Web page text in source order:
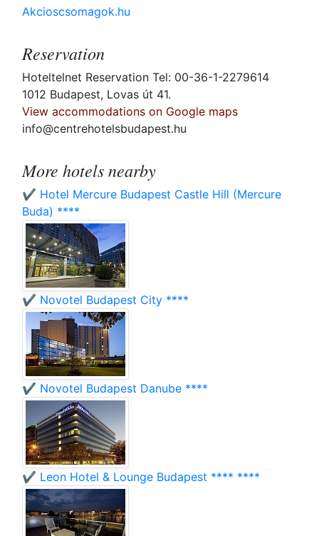
Akcioscsomagok.hu
Reservation
Hoteltelnet Reservation Tel: 00-36-1-2279614
1012 Budapest, Lovas út 41.
View accommodations on Google maps
info@centrehotelsbudapest.hu
More hotels nearby
✔️ Hotel Mercure Budapest Castle Hill (Mercure
Buda) ****
✔️ Novotel Budapest City ****
✔️ Novotel Budapest Danube ****
✔️ Leon Hotel & Lounge Budapest **** ****